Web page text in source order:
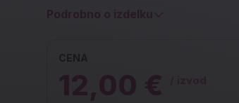
Podrobno o izdelku
CENA
12,00 €